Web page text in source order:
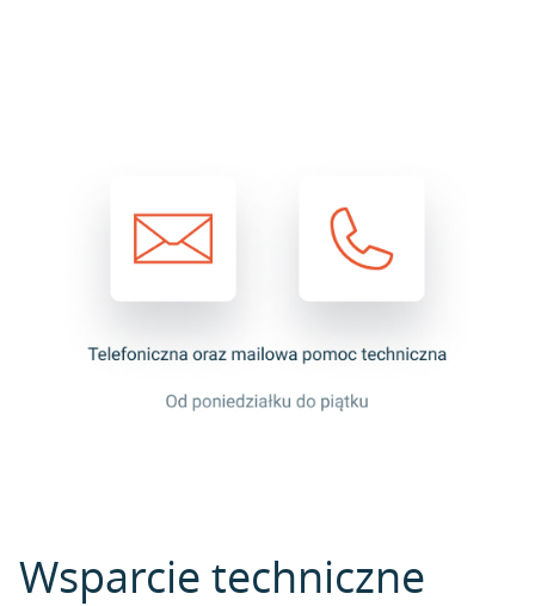
Wsparcie techniczne